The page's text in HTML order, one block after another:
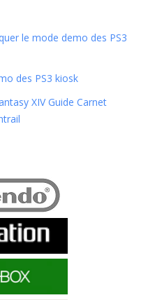
le mode demo des PS3
des PS3 kiosk
XIV Guide Carnet